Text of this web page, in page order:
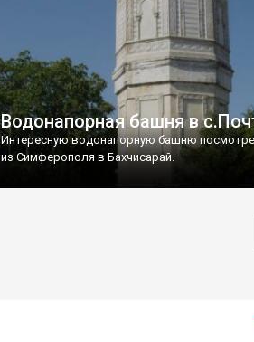
Водонапорная башня в
Интересную водонапорную башню
из Симферополя в Бахчисарай.